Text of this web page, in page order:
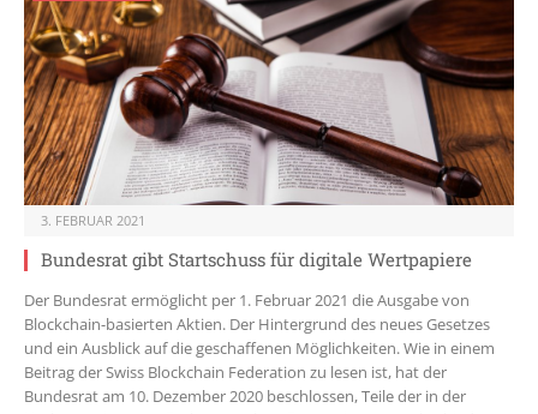
3. FEBRUAR 2021
Bundesrat gibt Startschuss für digitale Wertpapiere
Der Bundesrat ermöglicht per 1. Februar 2021 die Ausgabe von
Blockchain-basierten Aktien. Der Hintergrund des neues Gesetzes
und ein Ausblick auf die geschaffenen Möglichkeiten. Wie in einem
Beitrag der Swiss Blockchain Federation zu lesen ist, hat der
Bundesrat am 10. Dezember 2020 beschlossen, Teile der in der